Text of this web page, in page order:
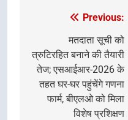
navigation
Previous:
मतदाता सूची को
त्रुटिरहित बनाने की तैयारी
तेज; एसआईआर-2026 के
तहत घर-घर पहुंचेंगे गणना
फार्म, बीएलओ को मिला
विशेष प्रशिक्षण